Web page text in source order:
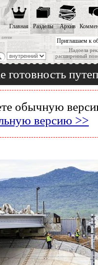
Приглашаем к
Надоела
расширенный
Главная Разделы Архив
обычную
версию >>